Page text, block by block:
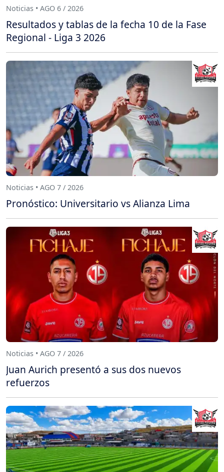
Noticias • AGO 6 / 2026
Resultados y tablas de la fecha 10 de la Fase
Regional - Liga 3 2026
Noticias • AGO 7 / 2026
Pronóstico: Universitario vs Alianza Lima
Noticias • AGO 7 / 2026
Juan Aurich presentó a sus dos nuevos
refuerzos